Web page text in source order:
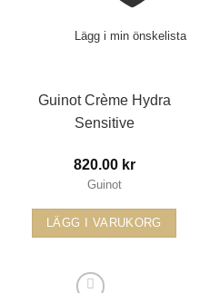
Lägg i min önskelista
Guinot Crème Hydra
Sensitive
820.00 kr
Guinot
LÄGG I VARUKORG